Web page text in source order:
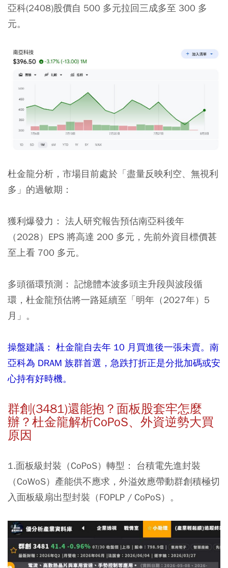
亞科(2408)股價自 500 多元拉回三成多至 300 多
元。
杜金龍分析，市場目前處於「盡量反映利空、無視利
多」的過敏期：
獲利爆發力： 法人研究報告預估南亞科後年
（2028）EPS 將高達 200 多元，先前外資目標價甚
至上看 700 多元。
多頭循環預測： 記憶體本波多頭主升段與波段循
環，杜金龍預估將一路延續至「明年（2027年）5
月」。
操盤建議： 杜金龍自去年 10 月買進後一張未賣。南
亞科為 DRAM 族群首選，急跌打折正是分批加碼或安
心持有好時機。
群創(3481)還能抱？面板股套牢怎麼
辦？杜金龍解析CoPoS、外資逆勢大買
原因
1.面板級封裝（CoPoS）轉型： 台積電先進封裝
（CoWoS）產能供不應求，外溢效應帶動群創積極切
入面板級扇出型封裝（FOPLP / CoPoS）。